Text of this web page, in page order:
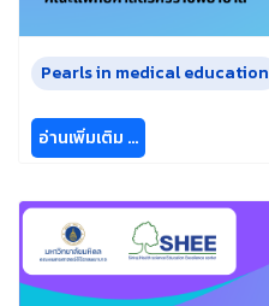
Pearls in medical education
อ่านเพิ่มเติม …